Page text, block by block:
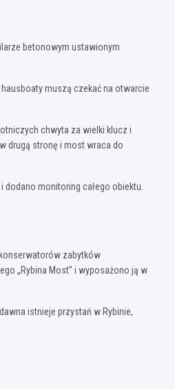
betonowym ustawionym
muszą czekać na otwarcie
chwyta za wielki klucz i
drugą stronę i most wraca do
monitoring całego obiektu.
zabytków
„Rybina Most” i wyposażono ją w
istnieje przystań w Rybinie,